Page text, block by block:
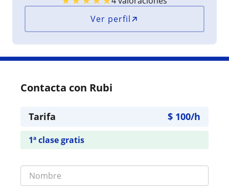
Ver perfil
Contacta con Rubi
Tarifa $ 100/h
1ª clase gratis